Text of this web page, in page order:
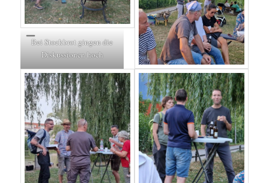
Bei Stockbrot gingen die
Diskussionen hoch